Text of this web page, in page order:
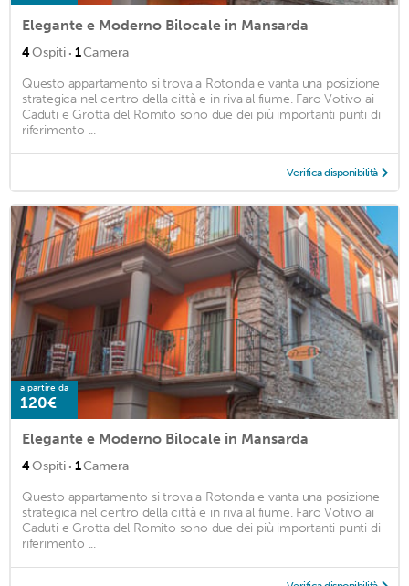
Elegante e Moderno Bilocale in Mansarda
4Ospiti · 1Camera
Questo appartamento si trova a Rotonda e vanta una posizione
strategica nel centro della città e in riva al fiume. Faro Votivo ai
Caduti e Grotta del Romito sono due dei più importanti punti di
riferimento ...
Verifica disponibilità
a partire da
120€
Elegante e Moderno Bilocale in Mansarda
4Ospiti · 1Camera
Questo appartamento si trova a Rotonda e vanta una posizione
strategica nel centro della città e in riva al fiume. Faro Votivo ai
Caduti e Grotta del Romito sono due dei più importanti punti di
riferimento ...